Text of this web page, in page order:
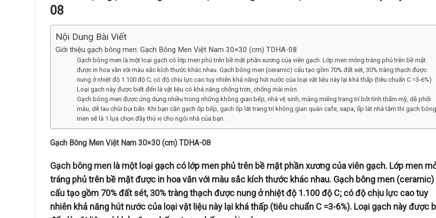
08
Nội Dung Bài Viết
Giới thiệu gạch bông men: Gạch Bông Men Việt Nam 30×30 (cm) TDHA-08
Gạch bông men là một loại gạch có lớp men phủ trên bề mặt phần xương của viên gạch. Lớp men mỏng tráng phủ trên bề mặt
được in hoa văn với màu sắc kích thước khác nhau. Gạch bông men (ceramic) cấu tạo gồm 70% đất sét, 30% tràng thạch được
nung ở nhiệt độ 1.100 độ C; có độ chịu lực cao tuy nhiên khả năng hút nước của loại vật liệu này lại khá thấp (tiêu chuẩn C =3-6%).
Loại gạch này được biết đến là vật liệu có khả năng chống trơn, chống mài mòn.
Gạch bông men được ứng dụng nhiều trong những không gian bếp, nhà vệ sinh, mảng miếng trang trí bởi tính thẩm mỹ, dễ phối
màu, dễ lau chùi bụi bẩn. Khi bạn cần gạch ốp bếp, gạch ốp lát trang trí không gian quán cafe, sapa, ốp lát nhà tắm thì gạch bông
men sẽ là 1 lựa chọn đầy thú vị cho ngôi nhà của bạn.
Gạch Bông Men Việt Nam 30×30 (cm) TDHA-08
Gạch bông men là một loại gạch có lớp men phủ trên bề mặt phần xương của viên gạch. Lớp men
tráng phủ trên bề mặt được in hoa văn với màu sắc kích thước khác nhau. Gạch bông men (ceramic)
cấu tạo gồm 70% đất sét, 30% tràng thạch được nung ở nhiệt độ 1.100 độ C; có độ chịu lực cao tuy
nhiên khả năng hút nước của loại vật liệu này lại khá thấp (tiêu chuẩn C =3-6%). Loại gạch này được